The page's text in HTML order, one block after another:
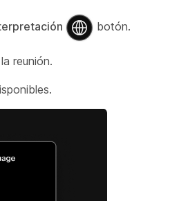
botón.
reunión.